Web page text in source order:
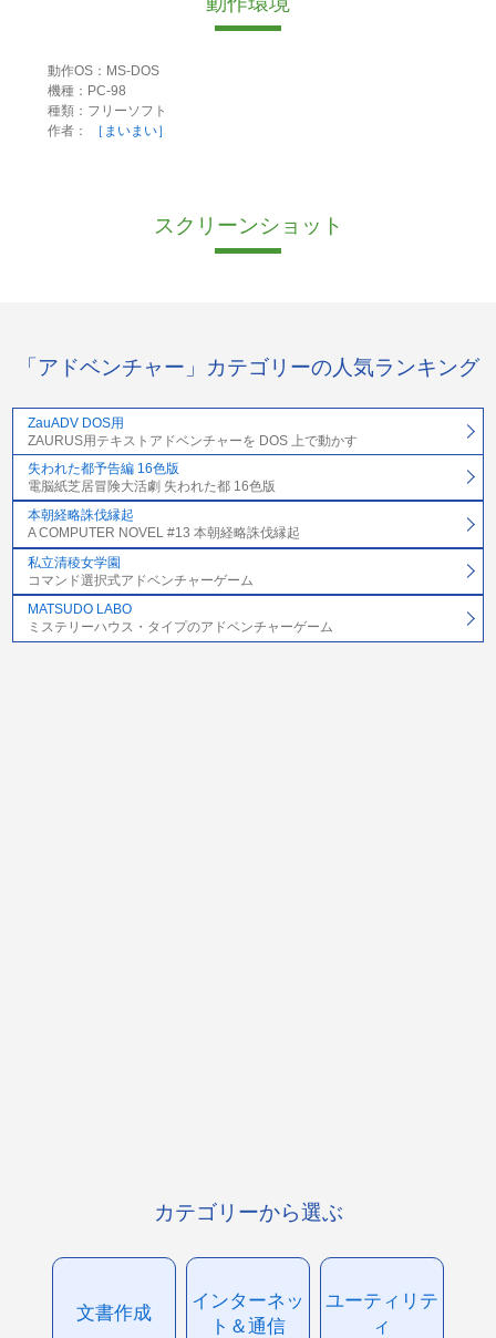
動作OS：MS-DOS
機種：PC-98
種類：フリーソフト
作者：
［まいまい］
スクリーンショット
「アドベンチャー」カテゴリーの人気ランキング
ZauADV DOS用
ZAURUS用テキストアドベンチャーを DOS 上で動かす
失われた都予告編 16色版
電脳紙芝居冒険大活劇 失われた都 16色版
本朝経略誅伐縁起
A COMPUTER NOVEL #13 本朝経略誅伐縁起
私立清稜女学園
コマンド選択式アドベンチャーゲーム
MATSUDO LABO
ミステリーハウス・タイプのアドベンチャーゲーム
カテゴリーから選ぶ
文書作成
インターネッ
ト＆通信
ユーティリテ
ィ